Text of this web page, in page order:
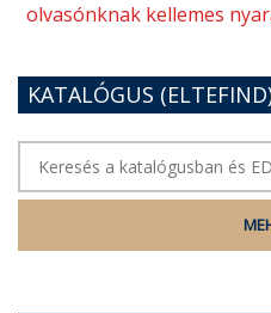
olvasónknak kellemes
KATALÓGUS